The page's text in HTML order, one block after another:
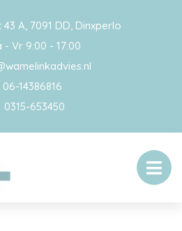
A, 7091 DD, Dinxperlo
- Vr 9:00 - 17:00
06-14386816
0315-653450